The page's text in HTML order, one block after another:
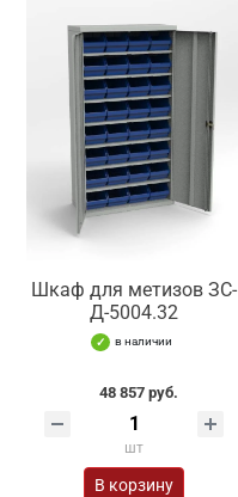
Шкаф для метизов ЗС-
Д-5004.32
в наличии
48 857 руб.
шт
В корзину